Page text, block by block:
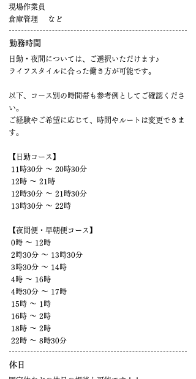
現場作業員
倉庫管理 など
勤務時間
日勤・夜間については、ご選択いただけます♪
ライフスタイルに合った働き方が可能です。
以下、コース別の時間帯も参考例としてご確認くださ
い。
ご経験やご希望に応じて、時間やルートは変更できま
す。
【日勤コース】
11時30分 ～ 20時30分
12時 ～ 21時
12時30分 ～ 21時30分
13時30分 ～ 22時
【夜間便・早朝便コース】
0時 ～ 12時
2時30分 ～ 13時30分
3時30分 ～ 14時
4時 ～ 16時
4時30分 ～ 17時
15時 ～ 1時
16時 ～ 2時
18時 ～ 2時
22時 ～ 8時30分
休日